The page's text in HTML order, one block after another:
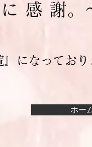
感 謝。
になっており
ホー